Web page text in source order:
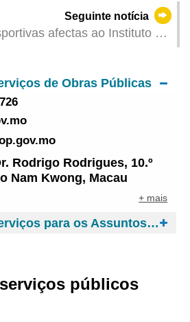
de instituições
Seguinte notícia
afectas ao Instituto do
de Obras Públicas
Rodrigo Rodrigues, 10.º
Nam Kwong, Macau
+ mais
Direcção dos Serviços para os Assuntos de Tráfego
públicos